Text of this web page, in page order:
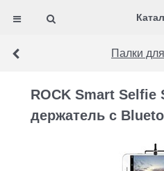
Палки
ROCK Smart
держатель с